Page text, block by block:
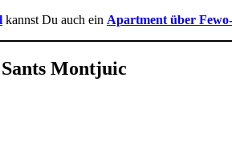
kannst Du auch ein Apartment über
Montjuic